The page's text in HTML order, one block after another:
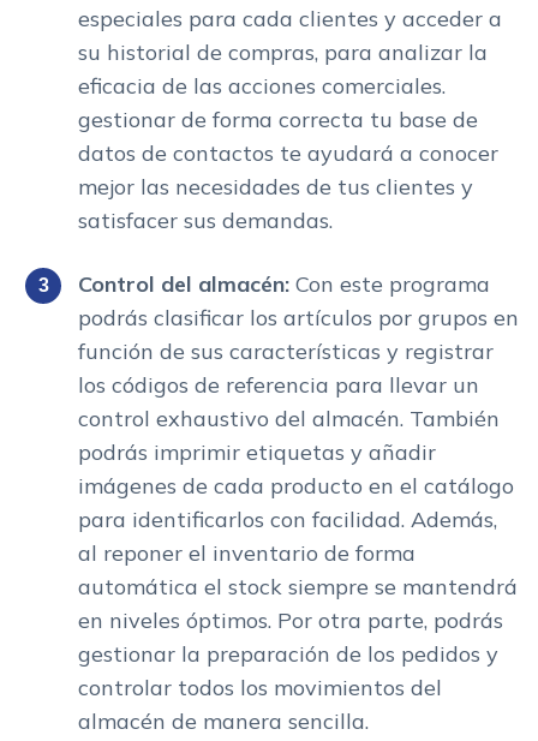
especiales para cada clientes y acceder a
su historial de compras, para analizar la
eficacia de las acciones comerciales.
gestionar de forma correcta tu base de
datos de contactos te ayudará a conocer
mejor las necesidades de tus clientes y
satisfacer sus demandas.
Control del almacén: Con este programa
podrás clasificar los artículos por grupos en
función de sus características y registrar
los códigos de referencia para llevar un
control exhaustivo del almacén. También
podrás imprimir etiquetas y añadir
imágenes de cada producto en el catálogo
para identificarlos con facilidad. Además,
al reponer el inventario de forma
automática el stock siempre se mantendrá
en niveles óptimos. Por otra parte, podrás
gestionar la preparación de los pedidos y
controlar todos los movimientos del
almacén de manera sencilla.